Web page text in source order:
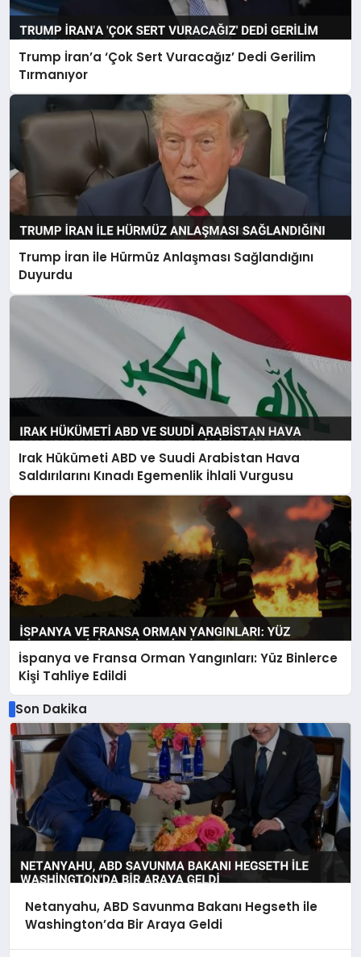
Trump İran’a ‘Çok Sert Vuracağız’ Dedi Gerilim
Tırmanıyor
Trump İran ile Hürmüz Anlaşması Sağlandığını
Duyurdu
Irak Hükümeti ABD ve Suudi Arabistan Hava
Saldırılarını Kınadı Egemenlik İhlali Vurgusu
İspanya ve Fransa Orman Yangınları: Yüz Binlerce
Kişi Tahliye Edildi
Son Dakika
Netanyahu, ABD Savunma Bakanı Hegseth ile
Washington’da Bir Araya Geldi